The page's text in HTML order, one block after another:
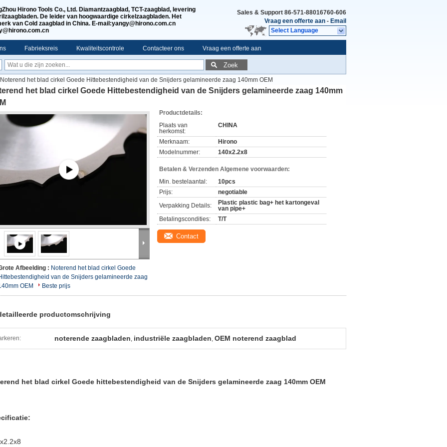
Hirono Tools Co., Ltd. Diamantzaagblad, TCT-zaagblad, levering
De leider van hoogwaardige cirkelzaagbladen. Het
van Cold zaagblad in China. E-mail:yangy@hirono.com.cn
Sales & Support 86-571-88016760-606
Vraag een offerte aan - Email
Select Language
Fabrieksreis Kwaliteitscontrole Contacteer ons Vraag een offerte aan
Zoek
Noterend het blad cirkel Goede Hittebestendigheid van de Snijders gelamineerde zaag 140mm OEM
het blad cirkel Goede Hittebestendigheid van de Snijders gelamineerde zaag 140mm
Afbeelding : Noterend het blad cirkel Goede
van de Snijders gelamineerde zaag
OEM
Beste prijs
Productdetails:
Plaats van
herkomst:
CHINA
Merknaam:
Hirono
Modelnummer:
140x2.2x8
Betalen & Verzenden Algemene voorwaarden:
Min. bestelaantal:
10pcs
Prijs:
negotiable
Verpakking Details:
Plastic plastic bag+ het kartongeval
van pipe+
Betalingscondities:
T/T
Contact
productomschrijving
noterende zaagbladen, industriële zaagbladen, OEM noterend zaagblad
het blad cirkel Goede hittebestendigheid van de Snijders gelamineerde zaag 140mm OEM